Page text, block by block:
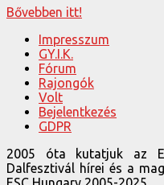
Bővebben itt!
Impresszum
GY.I.K.
Fórum
Rajongók
Volt
Bejelentkezés
GDPR
2005 óta kutatjuk az
Dalfesztivál hírei és a